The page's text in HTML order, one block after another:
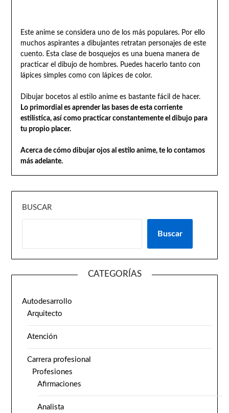
Este anime se considera uno de los más populares. Por ello
muchos aspirantes a dibujantes retratan personajes de este
cuento. Esta clase de bosquejos es una buena manera de
practicar el dibujo de hombres. Puedes hacerlo tanto con
lápices simples como con lápices de color.
Dibujar bocetos al estilo anime es bastante fácil de hacer.
Lo primordial es aprender las bases de esta corriente
estilística, así como practicar constantemente el dibujo para
tu propio placer.
Acerca de cómo dibujar ojos al estilo anime, te lo contamos
más adelante.
BUSCAR
Buscar
CATEGORÍAS
Autodesarrollo
Arquitecto
Atención
Carrera profesional
Profesiones
Afirmaciones
Analista